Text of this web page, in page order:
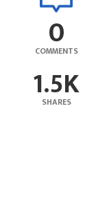
0
COMMENTS
1.5K
SHARES